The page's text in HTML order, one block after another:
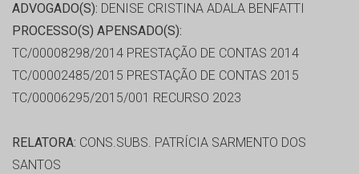
ADVOGADO(S): DENISE CRISTINA ADALA BENFATTI
PROCESSO(S) APENSADO(S):
TC/00008298/2014 PRESTAÇÃO DE CONTAS 2014
TC/00002485/2015 PRESTAÇÃO DE CONTAS 2015
TC/00006295/2015/001 RECURSO 2023
RELATORA: CONS.SUBS. PATRÍCIA SARMENTO DOS
SANTOS